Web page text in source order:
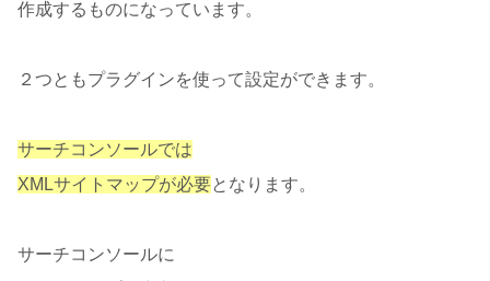
作成するものになっています。
２つともプラグインを使って設定ができます。
サーチコンソールでは
XMLサイトマップが必要となります。
サーチコンソールに